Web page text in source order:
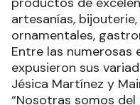
artesanías,
ornamentales,
Entre las numerosas
expusieron sus
Jésica Martínez y
“Nosotras somos